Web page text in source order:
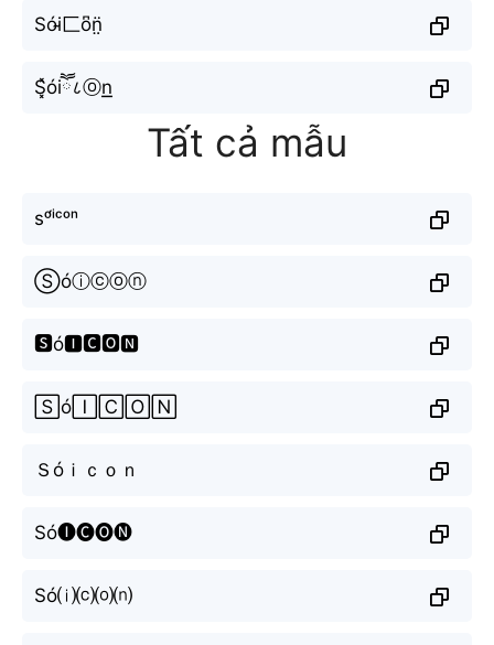
Sói̴匚o͆n̤̈
S͓̽óiཽ८ⓞn͟͟
Tất cả mẫu
sᵒ́ⁱᶜᵒⁿ
Ⓢóⓘⓒⓞⓝ
🆂ó🅸🅲🅾🅽
🅂ó🄸🄲🄾🄽
Ｓóｉｃｏｎ
Só🅘🅒🅞🅝
Só⒤⒞⒪⒩